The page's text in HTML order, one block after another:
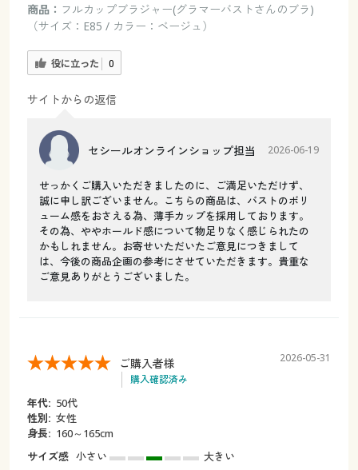
商品： フルカップブラジャー(グラマーバストさんのブラ)
（サイズ：E85 / カラー：ベージュ）
役に立った 0
サイトからの返信
セシールオンラインショップ担当 2026-06-19
せっかくご購入いただきましたのに、ご満足いただけず、
誠に申し訳ございません。こちらの商品は、バストのボリ
ューム感をおさえる為、薄手カップを採用しております。
その為、ややホールド感について物足りなく感じられたの
かもしれません。お寄せいただいたご意見につきまして
は、今後の商品企画の参考にさせていただきます。貴重な
ご意見ありがとうございました。
ご購入者様
購入確認済み
2026-05-31
年代: 50代
性別: 女性
身長: 160～165cm
サイズ感 小さい
大きい